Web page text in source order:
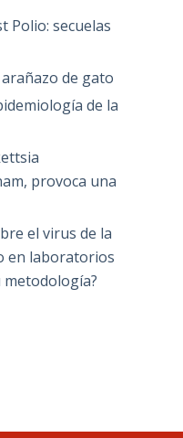
Polio: secuelas
de gato
de la
provoca una
el virus de la
en laboratorios
metodología?